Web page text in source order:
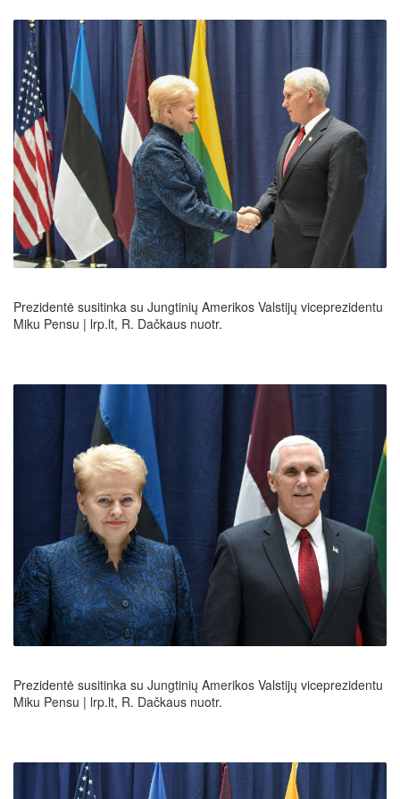
Prezidentė susitinka su Jungtinių Amerikos Valstijų viceprezidentu
Miku Pensu | lrp.lt, R. Dačkaus nuotr.
Prezidentė susitinka su Jungtinių Amerikos Valstijų viceprezidentu
Miku Pensu | lrp.lt, R. Dačkaus nuotr.